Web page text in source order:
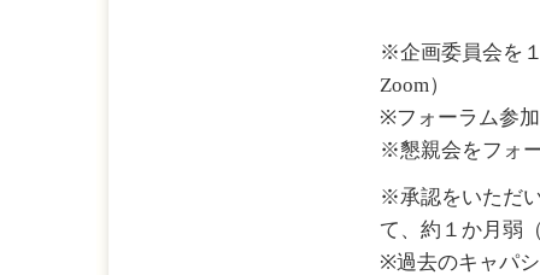
※企画委員会を
Zoom）
※フォーラム参
※懇親会をフォ
※承認をいただ
て、約１か月弱
※過去のキャパ